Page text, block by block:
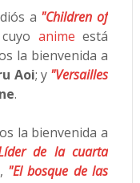
a "Children of
anime está
la bienvenida a
Aoi; y "Versailles
.
la bienvenida a
de la cuarta
, "El bosque de las